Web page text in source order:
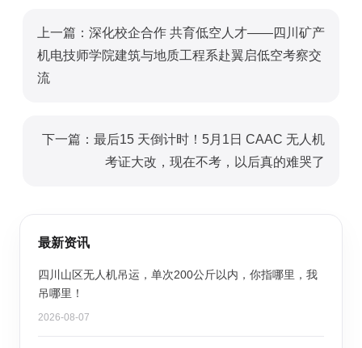
上一篇：深化校企合作 共育低空人才——四川矿产
机电技师学院建筑与地质工程系赴翼启低空考察交
流
下一篇：最后15 天倒计时！5月1日 CAAC 无人机
考证大改，现在不考，以后真的难哭了
最新资讯
四川山区无人机吊运，单次200公斤以内，你指哪里，我
吊哪里！
2026-08-07